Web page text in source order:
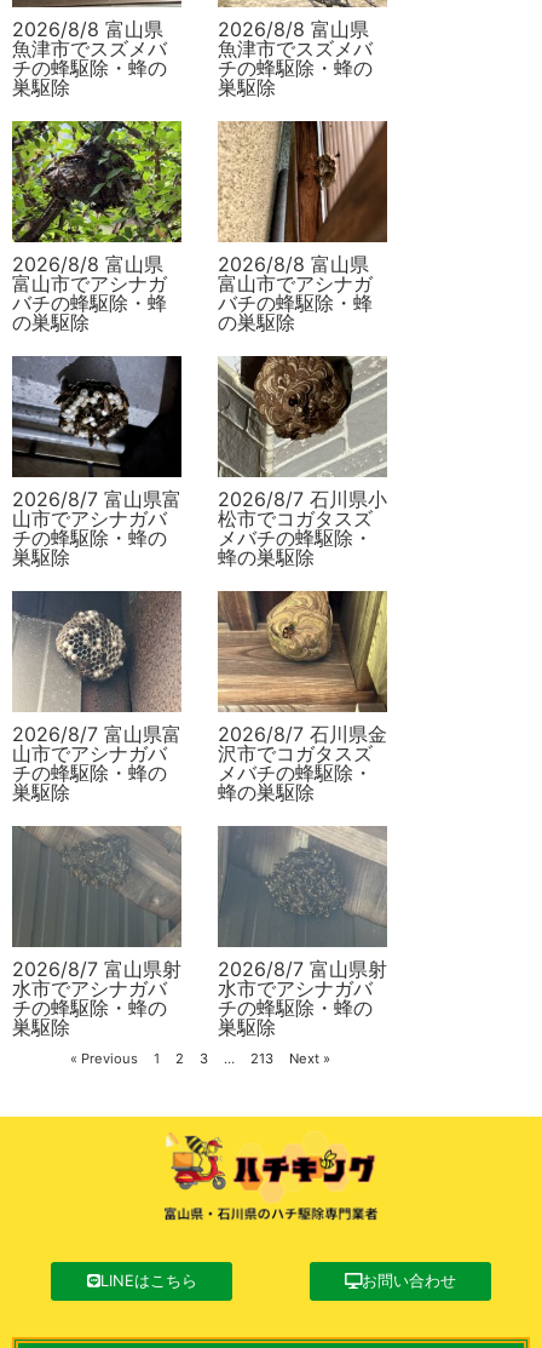
2026/8/8 富山県
魚津市でスズメバ
チの蜂駆除・蜂の
巣駆除
2026/8/8 富山県
魚津市でスズメバ
チの蜂駆除・蜂の
巣駆除
2026/8/8 富山県
富山市でアシナガ
バチの蜂駆除・蜂
の巣駆除
2026/8/8 富山県
富山市でアシナガ
バチの蜂駆除・蜂
の巣駆除
2026/8/7 富山県富
山市でアシナガバ
チの蜂駆除・蜂の
巣駆除
2026/8/7 石川県小
松市でコガタスズ
メバチの蜂駆除・
蜂の巣駆除
2026/8/7 富山県富
山市でアシナガバ
チの蜂駆除・蜂の
巣駆除
2026/8/7 石川県金
沢市でコガタスズ
メバチの蜂駆除・
蜂の巣駆除
2026/8/7 富山県射
水市でアシナガバ
チの蜂駆除・蜂の
巣駆除
2026/8/7 富山県射
水市でアシナガバ
チの蜂駆除・蜂の
巣駆除
« Previous 1 2 3 … 213 Next »
LINEはこちら お問い合わせ